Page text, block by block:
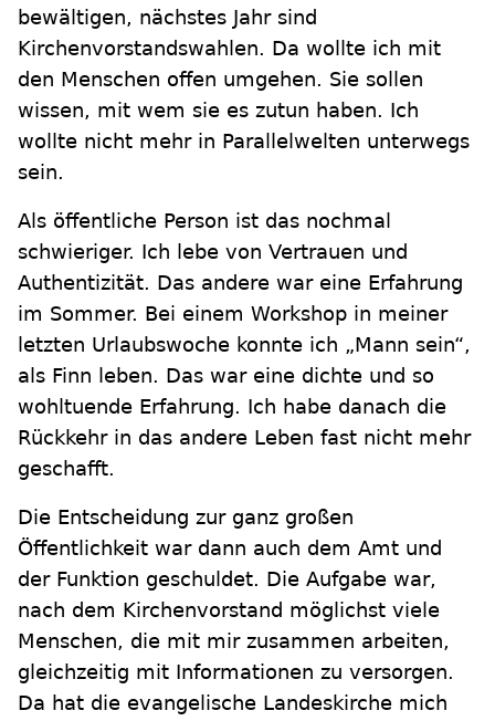
bewältigen, nächstes Jahr sind
Kirchenvorstandswahlen. Da wollte ich mit
den Menschen offen umgehen. Sie sollen
wissen, mit wem sie es zutun haben. Ich
wollte nicht mehr in Parallelwelten unterwegs
sein.
Als öffentliche Person ist das nochmal
schwieriger. Ich lebe von Vertrauen und
Authentizität. Das andere war eine Erfahrung
im Sommer. Bei einem Workshop in meiner
letzten Urlaubswoche konnte ich „Mann sein“,
als Finn leben. Das war eine dichte und so
wohltuende Erfahrung. Ich habe danach die
Rückkehr in das andere Leben fast nicht mehr
geschafft.
Die Entscheidung zur ganz großen
Öffentlichkeit war dann auch dem Amt und
der Funktion geschuldet. Die Aufgabe war,
nach dem Kirchenvorstand möglichst viele
Menschen, die mit mir zusammen arbeiten,
gleichzeitig mit Informationen zu versorgen.
Da hat die evangelische Landeskirche mich